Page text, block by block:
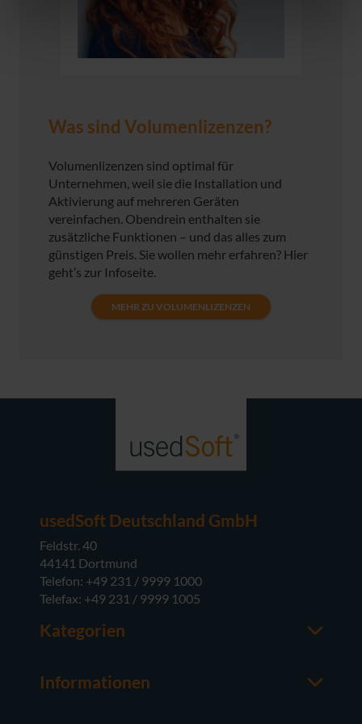
Was sind Volumenlizenzen?
Volumenlizenzen sind optimal für
Unternehmen, weil sie die Installation und
Aktivierung auf mehreren Geräten
vereinfachen. Obendrein enthalten sie
zusätzliche Funktionen – und das alles zum
günstigen Preis. Sie wollen mehr erfahren? Hier
geht’s zur Infoseite.
MEHR ZU VOLUMENLIZENZEN
usedSoft Deutschland GmbH
Feldstr. 40
44141 Dortmund
Telefon: +49 231 / 9999 1000
Telefax: +49 231 / 9999 1005
Kategorien
Server-Software
Informationen